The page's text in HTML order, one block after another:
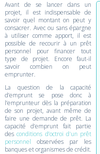
Avant de se lancer dans un
projet, il est indispensable de
savoir quel montant on peut y
consacrer. Avec ou sans épargne
à utiliser comme apport, il est
possible de recourir à un prêt
personnel pour financer tout
type de projet. Encore faut-il
savoir combien on peut
emprunter.
La question de la capacité
d’emprunt se pose donc à
l’emprunteur dès la préparation
de son projet, avant même de
faire une demande de prêt. La
capacité d’emprunt fait partie
desconditions d’octroi d'un prêt
personnel observées par les
banques et organismes de crédit.